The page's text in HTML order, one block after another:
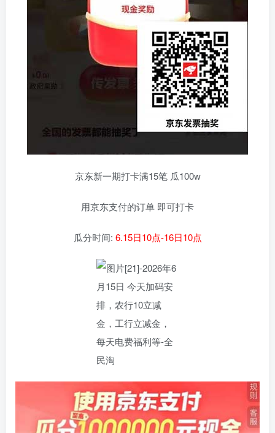
京东新一期打卡满15笔 瓜100w
用京东支付的订单 即可打卡
瓜分时间: 6.15日10点-16日10点